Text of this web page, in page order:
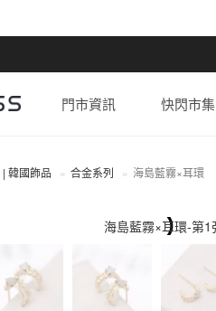
門市資訊 快閃市集
韓國飾品 合金系列 海島藍霧×耳環